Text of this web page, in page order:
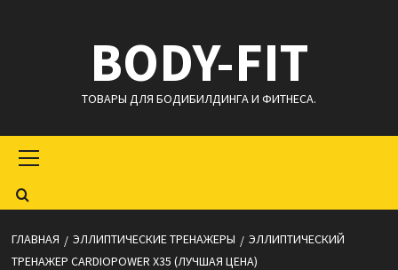
BODY-FIT
ТОВАРЫ ДЛЯ БОДИБИЛДИНГА И ФИТНЕСА.
меню
ГЛАВНАЯ ЭЛЛИПТИЧЕСКИЕ ТРЕНАЖЕРЫ
ЭЛЛИПТИЧЕСКИЙ
ТРЕНАЖЕР CARDIOPOWER X35 (ЛУЧШАЯ ЦЕНА)